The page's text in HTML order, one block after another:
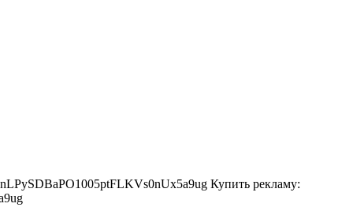
Купить рекламу: